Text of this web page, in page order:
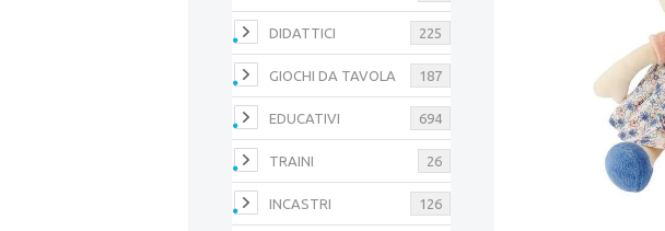
DIDATTICI 225
GIOCHI DA TAVOLA 187
EDUCATIVI 694
TRAINI 26
INCASTRI 126